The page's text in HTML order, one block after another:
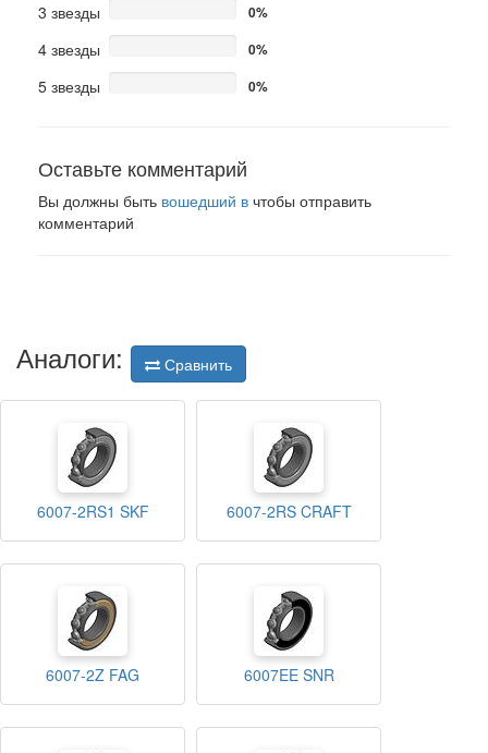
3 звезды 0%
4 звезды 0%
5 звезды 0%
Оставьте комментарий
Вы должны быть вошедший в чтобы отправить
комментарий
Аналоги: Сравнить
6007-2RS1 SKF 6007-2RS CRAFT
6007-2Z FAG 6007EE SNR